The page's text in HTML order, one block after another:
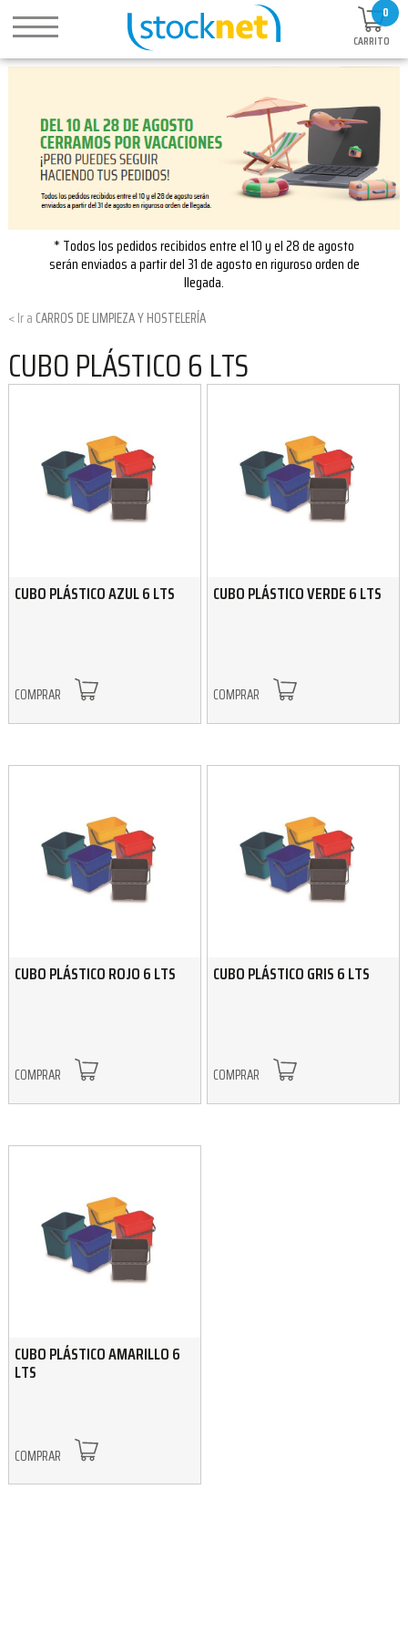
0
CARRITO
* Todos los pedidos recibidos entre el 10 y el 28 de agosto
serán enviados a partir del 31 de agosto en riguroso orden de
llegada.
CARROS DE LIMPIEZA Y HOSTELERÍA
CUBO PLÁSTICO 6 LTS
CUBO PLÁSTICO AZUL 6 LTS
COMPRAR
CUBO PLÁSTICO VERDE 6 LTS
COMPRAR
CUBO PLÁSTICO ROJO 6 LTS
COMPRAR
CUBO PLÁSTICO GRIS 6 LTS
COMPRAR
CUBO PLÁSTICO AMARILLO 6
LTS
COMPRAR